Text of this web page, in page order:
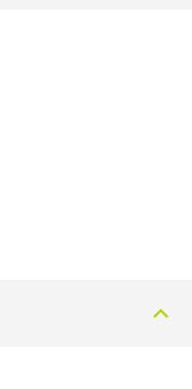
de colores
puro (P11/11) o